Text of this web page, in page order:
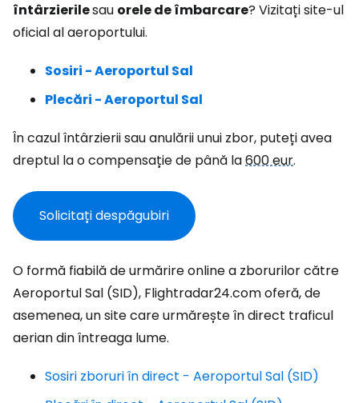
întârzierilesau orele de îmbarcare? Vizitați site-ul
oficial al aeroportului.
Sosiri - Aeroportul Sal
Plecări - Aeroportul Sal
În cazul întârzierii sau anulării unui zbor, puteți avea
dreptul la o compensație de până la600 eur.
Solicitați despăgubiri
O formă fiabilă de urmărire online a zborurilor către
Aeroportul Sal (SID), Flightradar24.com oferă, de
asemenea, un site care urmărește în direct traficul
aerian din întreaga lume.
Sosiri zboruri în direct - Aeroportul Sal (SID)